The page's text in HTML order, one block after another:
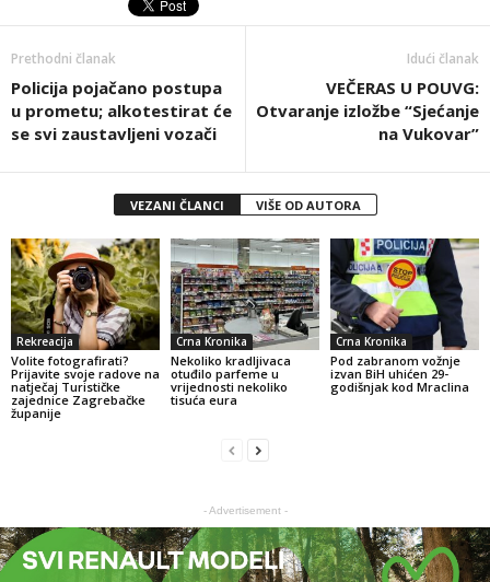
Prethodni članak
Policija pojačano postupa
u prometu; alkotestirat će
se svi zaustavljeni vozači
Idući članak
VEČERAS U POUVG:
Otvaranje izložbe “Sjećanje
na Vukovar”
VEZANI ČLANCI VIŠE OD AUTORA
Rekreacija
Volite fotografirati?
Prijavite svoje radove na
natječaj Turističke
zajednice Zagrebačke
županije
Crna Kronika
Nekoliko kradljivaca
otuđilo parfeme u
vrijednosti nekoliko
tisuća eura
Crna Kronika
Pod zabranom vožnje
izvan BiH uhićen 29-
godišnjak kod Mraclina
- Advertisement -